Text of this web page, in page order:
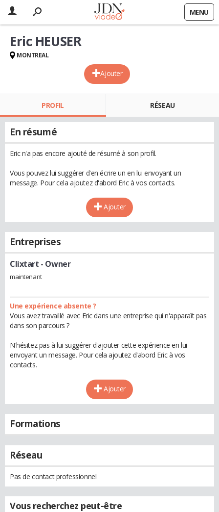
MENU
Ajouter
Eric HEUSER
MONTREAL
PROFIL RÉSEAU
En résumé
Eric n'a pas encore ajouté de résumé à son profil.
Vous pouvez lui suggérer d'en écrire un en lui envoyant un
message. Pour cela ajoutez d'abord Eric à vos contacts.
Ajouter
Entreprises
Clixtart - Owner
maintenant
Une expérience absente ?
Vous avez travaillé avec Eric dans une entreprise qui n'apparaît pas
dans son parcours ?
N'hésitez pas à lui suggérer d'ajouter cette expérience en lui
envoyant un message. Pour cela ajoutez d'abord Eric à vos
contacts.
Ajouter
Formations
Réseau
Pas de contact professionnel
Vous recherchez peut-être